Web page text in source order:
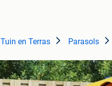
Tuin en Terras Parasols